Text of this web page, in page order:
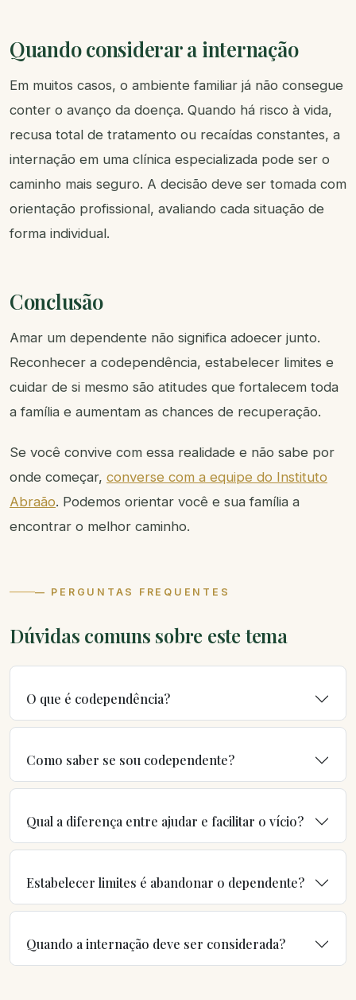
Quando considerar a internação
Em muitos casos, o ambiente familiar já não consegue
conter o avanço da doença. Quando há risco à vida,
recusa total de tratamento ou recaídas constantes, a
internação em uma clínica especializada pode ser o
caminho mais seguro. A decisão deve ser tomada com
orientação profissional, avaliando cada situação de
forma individual.
Conclusão
Amar um dependente não significa adoecer junto.
Reconhecer a codependência, estabelecer limites e
cuidar de si mesmo são atitudes que fortalecem toda
a família e aumentam as chances de recuperação.
Se você convive com essa realidade e não sabe por
onde começar, converse com a equipe do Instituto
Abraão. Podemos orientar você e sua família a
encontrar o melhor caminho.
— PERGUNTAS FREQUENTES
Dúvidas comuns sobre este tema
O que é codependência?
Como saber se sou codependente?
Qual a diferença entre ajudar e facilitar o vício?
Estabelecer limites é abandonar o dependente?
Quando a internação deve ser considerada?